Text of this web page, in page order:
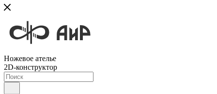
Ножевое ателье
2D-конструктор